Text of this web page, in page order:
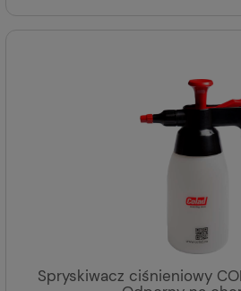
Spryskiwacz ciśnieniowy